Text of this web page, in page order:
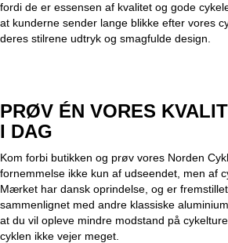
fordi de er essensen af kvalitet og gode
at kunderne sender lange blikke efter vores
deres stilrene udtryk og smagfulde design.
PRØV ÉN VORES
I DAG
Kom forbi butikken og prøv vores Norden
fornemmelse ikke kun af udseendet, men af
Mærket har dansk oprindelse , og er
sammenlignet med andre klassiske
at du vil opleve mindre modstand på
cyklen ikke vejer meget.